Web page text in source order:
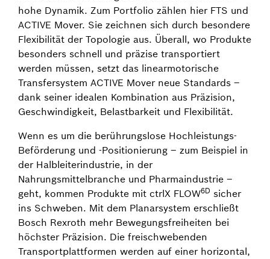
hohe Dynamik. Zum Portfolio zählen hier FTS und
ACTIVE Mover. Sie zeichnen sich durch besondere
Flexibilität der Topologie aus. Überall, wo Produkte
besonders schnell und präzise transportiert
werden müssen, setzt das linearmotorische
Transfersystem ACTIVE Mover neue Standards –
dank seiner idealen Kombination aus Präzision,
Geschwindigkeit, Belastbarkeit und Flexibilität.
Wenn es um die berührungslose Hochleistungs-
Beförderung und -Positionierung – zum Beispiel in
der Halbleiterindustrie, in der
Nahrungsmittelbranche und Pharmaindustrie –
geht, kommen Produkte mit ctrlX FLOW6D sicher
ins Schweben. Mit dem Planarsystem erschließt
Bosch Rexroth mehr Bewegungsfreiheiten bei
höchster Präzision. Die freischwebenden
Transportplattformen werden auf einer horizontal,